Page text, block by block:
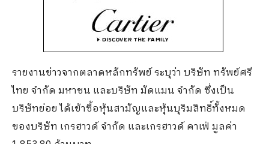
รายงานข่าวจากตลาดหลักทรัพย์ ระบุว่า บริษัท ทรัพย์ศรี
ไทย จำกัด มหาชน และบริษัท มัดแมน จำกัด ซึ่งเป็น
บริษัทย่อย ได้เข้าซื้อหุ้นสามัญและหุ้นบุริมสิทธิ์ทั้งหมด
ของบริษัท เกรฮาวด์ จำกัด และเกรฮาวด์ คาเฟ่ มูลค่า